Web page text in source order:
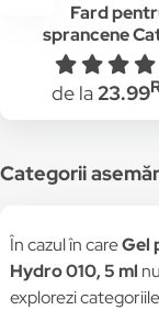
Fard
sprancene
rezistent la
Brow Two-
Pomade 020
de la23.99
Categorii
În cazul în careGel
Hydro 010, 5 ml
explorezi